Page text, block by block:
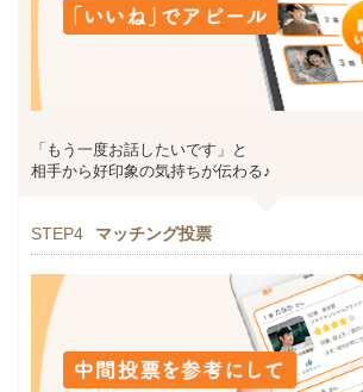
「もう一度お話したいです」と
相手から好印象の気持ちが伝わる♪
STEP4 マッチング投票